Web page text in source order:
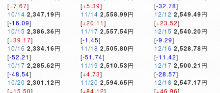
[+7.67]
10/14 2,347.19円
[-16.09]
10/15 2,386.36円
[+39.17]
10/16 2,334.16円
[-52.21]
10/17 2,285.62円
[-48.54]
10/20 2,301.12円
[+15.50]
[+5.39]
11/14 2,558.99円
[+20.11]
11/17 2,557.54円
[-1.45]
11/18 2,505.80円
[-51.74]
11/19 2,510.53円
[+4.73]
11/20 2,594.65円
[+84.12]
[-32.78]
12/12 2,549.49円
[+23.52]
12/15 2,540.20円
[-9.29]
12/16 2,528.78円
[-11.42]
12/17 2,500.21 円
[-28.57]
12/18 2,547.17円
[+46.96]